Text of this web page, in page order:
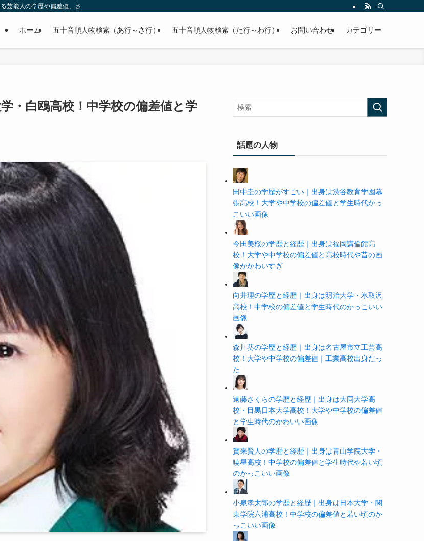
能人の学歴や偏差値、さらに政治家やスポーツ選手などの有名人の学歴や高校・大学の偏差値まで紹介していきます。
ホーム 五十音順人物検索（あ行～さ行） 五十音順人物検索（た行～わ行） お問い合わせ カテゴリー
・白鴎高校！中学校の偏差値と学
話題の人物
田中圭の学歴がすごい｜出身は渋谷教育学園幕
張高校！大学や中学校の偏差値と学生時代かっ
こいい画像
今田美桜の学歴と経歴｜出身は福岡講倫館高
校！大学や中学校の偏差値と高校時代や昔の画
像がかわいすぎ
向井理の学歴と経歴｜出身は明治大学・氷取沢
高校！中学校の偏差値と学生時代のかっこいい
画像
森川葵の学歴と経歴｜出身は名古屋市立工芸高
校！大学や中学校の偏差値｜工業高校出身だっ
た
遠藤さくらの学歴と経歴｜出身は大同大学高
校・目黒日本大学高校！大学や中学校の偏差値
と学生時代のかわいい画像
賀来賢人の学歴と経歴｜出身は青山学院大学・
暁星高校！中学校の偏差値と学生時代や若い頃
のかっこいい画像
小泉孝太郎の学歴と経歴｜出身は日本大学・関
東学院六浦高校！中学校の偏差値と若い頃のか
っこいい画像